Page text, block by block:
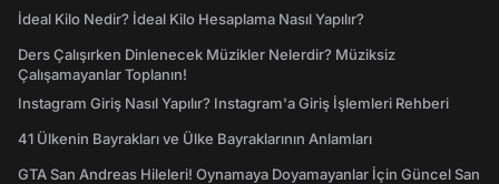
İdeal Kilo Nedir? İdeal Kilo Hesaplama Nasıl Yapılır?
Ders Çalışırken Dinlenecek Müzikler Nelerdir? Müziksiz
Çalışamayanlar Toplanın!
Instagram Giriş Nasıl Yapılır? Instagram'a Giriş İşlemleri Rehberi
41 Ülkenin Bayrakları ve Ülke Bayraklarının Anlamları
GTA San Andreas Hileleri! Oynamaya Doyamayanlar İçin Güncel San